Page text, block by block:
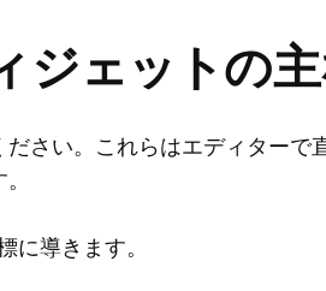
ジェットの
さい。これらはエディターで
に導きます。